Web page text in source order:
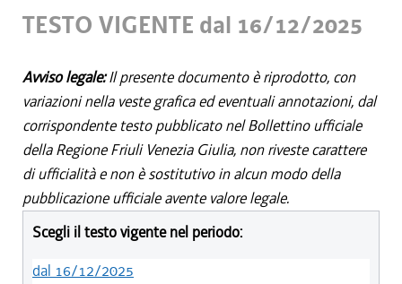
TESTO VIGENTE dal 16/12/2025
Avviso legale:Il presente documento è riprodotto, con
variazioni nella veste grafica ed eventuali annotazioni, dal
corrispondente testo pubblicato nel Bollettino ufficiale
della Regione Friuli Venezia Giulia, non riveste carattere
di ufficialità e non è sostitutivo in alcun modo della
pubblicazione ufficiale avente valore legale.
Scegli il testo vigente nel periodo:
dal 16/12/2025